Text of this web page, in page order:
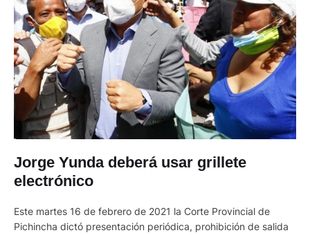
Jorge Yunda deberá usar grillete
electrónico
Este martes 16 de febrero de 2021 la Corte Provincial de
Pichincha dictó presentación periódica, prohibición de salida